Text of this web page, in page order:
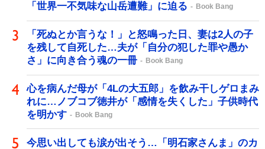
「世界一不気味な山岳遭難」に迫る
Book Bang
「死ぬとか言うな！」と怒鳴った日、妻は2人の子
を残して自死した…夫が「自分の犯した罪や愚か
さ」に向き合う魂の一冊
Book Bang
心を病んだ母が「4Lの大五郎」を飲み干しゲロまみ
れに…ノブコブ徳井が「感情を失くした」子供時代
を明かす
Book Bang
今思い出しても涙が出そう…「明石家さんま」のカ